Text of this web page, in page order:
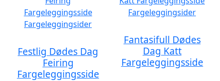
Festlig Dødes Dag
Feiring
Fargeleggingsside
Fantasifull Dødes
Dag Katt
Fargeleggingsside